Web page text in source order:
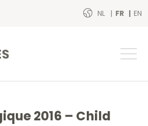
NL FR EN
2016 – Child